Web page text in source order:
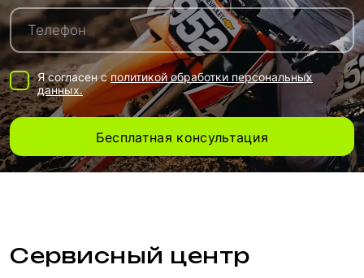
Я согласен сполитикой обработки персональных
данных.
Бесплатная консультация
Сервисный центр